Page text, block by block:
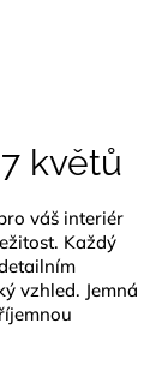
květů
váš interiér
Každý
vzhled. Jemná